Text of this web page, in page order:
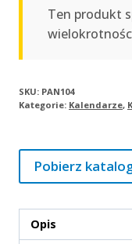
ELEMENT
Ten produkt
SKU: PAN104
Kategorie: Kalendarze,
Pobierz
Opis